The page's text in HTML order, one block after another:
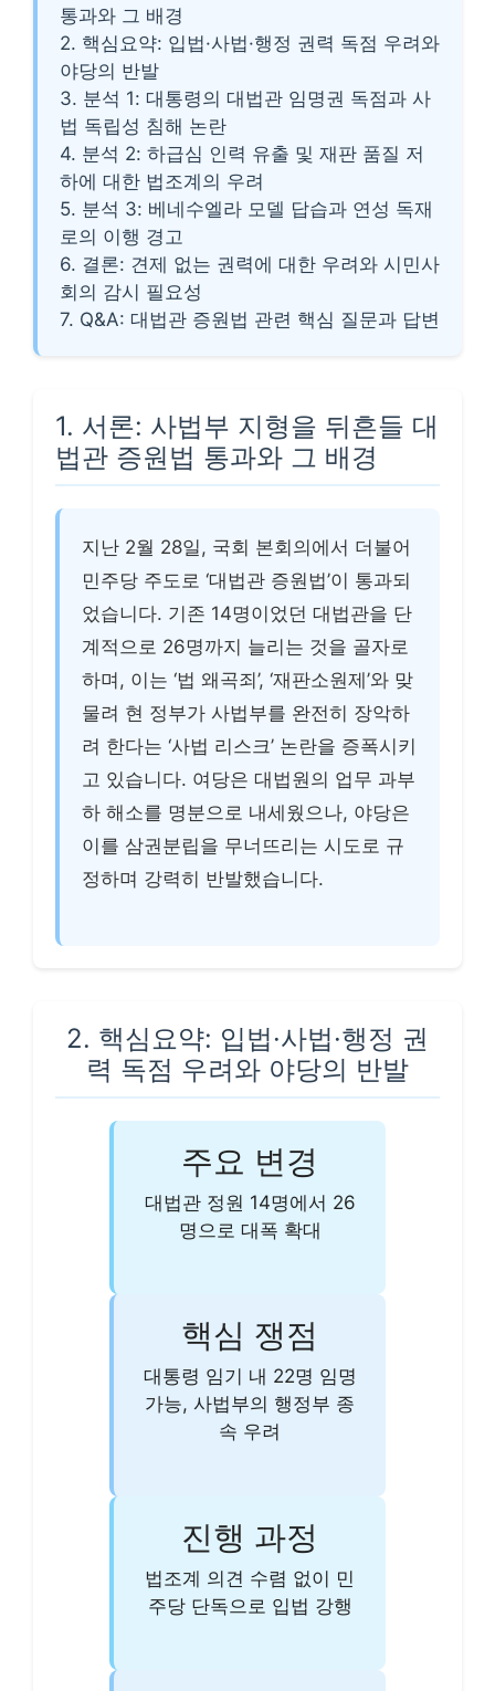
통과와 그 배경
2. 핵심요약: 입법·사법·행정 권력 독점 우려와
야당의 반발
3. 분석 1: 대통령의 대법관 임명권 독점과 사
법 독립성 침해 논란
4. 분석 2: 하급심 인력 유출 및 재판 품질 저
하에 대한 법조계의 우려
5. 분석 3: 베네수엘라 모델 답습과 연성 독재
로의 이행 경고
6. 결론: 견제 없는 권력에 대한 우려와 시민사
회의 감시 필요성
7. Q&A: 대법관 증원법 관련 핵심 질문과 답변
1. 서론: 사법부 지형을 뒤흔들 대
법관 증원법 통과와 그 배경
지난 2월 28일, 국회 본회의에서 더불어
민주당 주도로 ‘대법관 증원법’이 통과되
었습니다. 기존 14명이었던 대법관을 단
계적으로 26명까지 늘리는 것을 골자로
하며, 이는 ‘법 왜곡죄’, ‘재판소원제’와 맞
물려 현 정부가 사법부를 완전히 장악하
려 한다는 ‘사법 리스크’ 논란을 증폭시키
고 있습니다. 여당은 대법원의 업무 과부
하 해소를 명분으로 내세웠으나, 야당은
이를 삼권분립을 무너뜨리는 시도로 규
정하며 강력히 반발했습니다.
2. 핵심요약: 입법·사법·행정 권
력 독점 우려와 야당의 반발
주요 변경
대법관 정원 14명에서 26
명으로 대폭 확대
핵심 쟁점
대통령 임기 내 22명 임명
가능, 사법부의 행정부 종
속 우려
진행 과정
법조계 의견 수렴 없이 민
주당 단독으로 입법 강행